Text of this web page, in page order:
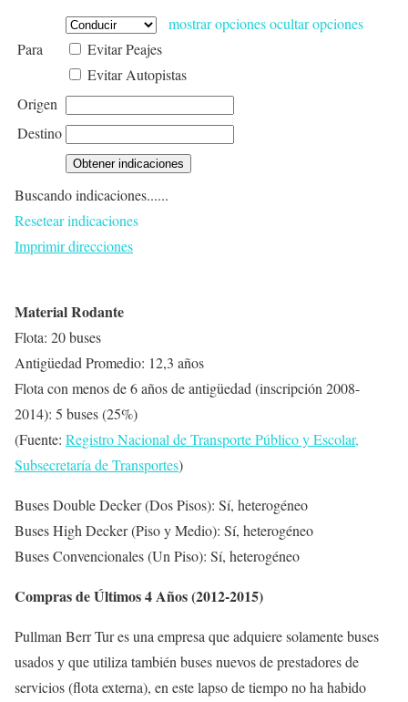
Para
mostrar opcionesocultar opciones
Evitar Peajes
Evitar Autopistas
Origen
Destino
Buscando indicaciones......
Resetear indicaciones
Imprimir direcciones
Material Rodante
Flota: 20 buses
Antigüedad Promedio: 12,3 años
Flota con menos de 6 años de antigüedad (inscripción 2008-
2014): 5 buses (25%)
(Fuente: Registro Nacional de Transporte Público y Escolar,
Subsecretaría de Transportes)
Buses Double Decker (Dos Pisos): Sí, heterogéneo
Buses High Decker (Piso y Medio): Sí, heterogéneo
Buses Convencionales (Un Piso): Sí, heterogéneo
Compras de Últimos 4 Años (2012-2015)
Pullman Berr Tur es una empresa que adquiere solamente buses
usados y que utiliza también buses nuevos de prestadores de
servicios (flota externa), en este lapso de tiempo no ha habido